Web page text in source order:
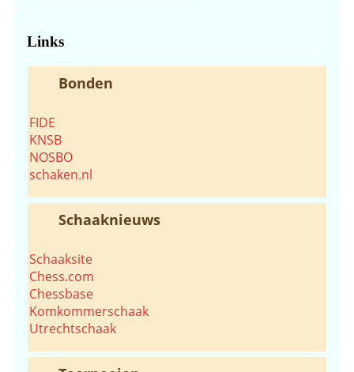
Links
Bonden
FIDE
KNSB
NOSBO
schaken.nl
Schaaknieuws
Schaaksite
Chess.com
Chessbase
Komkommerschaak
Utrechtschaak